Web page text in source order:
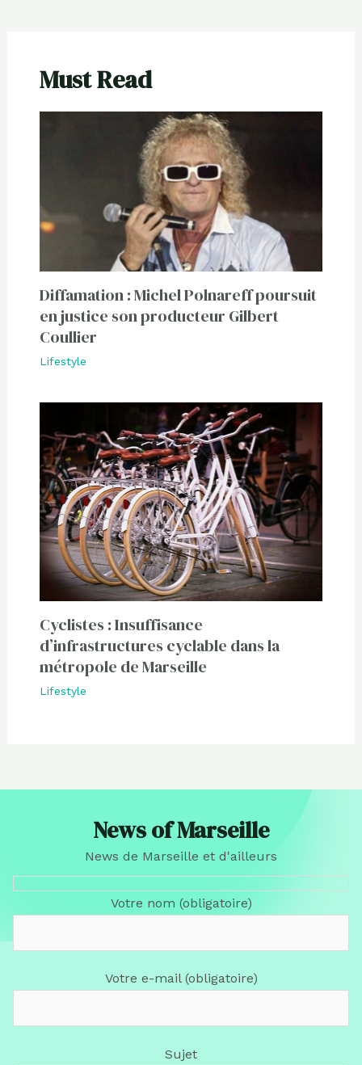
Must Read
Diffamation : Michel Polnareff poursuit
en justice son producteur Gilbert
Coullier
Lifestyle
Cyclistes : Insuffisance
d’infrastructures cyclable dans la
métropole de Marseille
Lifestyle
News of Marseille
News de Marseille et d'ailleurs
Votre nom (obligatoire)
Votre e-mail (obligatoire)
Sujet